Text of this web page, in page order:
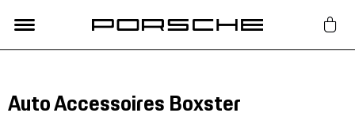
Auto Accessoires Boxster